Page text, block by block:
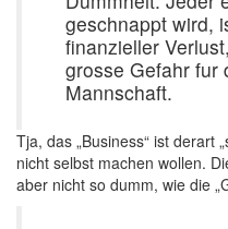
geschnappt wird,
finanzieller
grosse Gefahr fur
Mannschaft.
Tja, das „Business“ ist derart
nicht selbst machen wollen.
aber nicht so dumm, wie die